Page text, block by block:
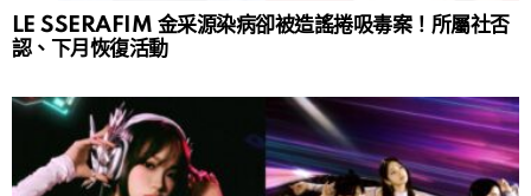
LE SSERAFIM 金采源染病卻被造謠捲吸毒案！所屬社否
認、下月恢復活動